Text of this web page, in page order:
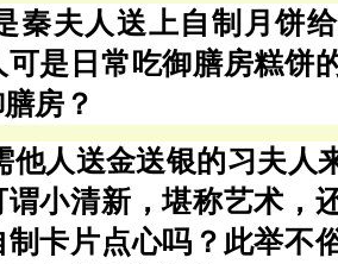
秦夫人送上自制月饼
可是日常吃御膳房糕饼
房？
他人送金送银的习夫人
谓小清新，堪称艺术，
卡片点心吗？此举不